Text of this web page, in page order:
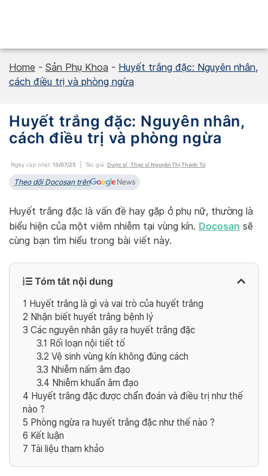
Home - Sản Phụ Khoa - Huyết trắng đặc: Nguyên nhân,
cách điều trị và phòng ngừa
Huyết trắng đặc: Nguyên nhân,
cách điều trị và phòng ngừa
Ngày cập nhật: 13/07/25 Tác giả: Dược sĩ, Thạc sĩ Nguyễn Thị Thanh Tú
Theo dõi Docosan trên
Huyết trắng đặc là vấn đề hay gặp ở phụ nữ, thường là
biểu hiện của một viêm nhiễm tại vùng kín. Docosan sẽ
cùng bạn tìm hiểu trong bài viết này.
Tóm tắt nội dung
1 Huyết trắng là gì và vai trò của huyết trắng
2 Nhận biết huyết trắng bệnh lý
3 Các nguyên nhân gây ra huyết trắng đặc
3.1 Rối loạn nội tiết tố
3.2 Vệ sinh vùng kín không đúng cách
3.3 Nhiễm nấm âm đạo
3.4 Nhiễm khuẩn âm đạo
4 Huyết trắng đặc được chẩn đoán và điều trị như thế
nào ?
5 Phòng ngừa ra huyết trắng đặc như thế nào ?
6 Kết luận
7 Tài liệu tham khảo